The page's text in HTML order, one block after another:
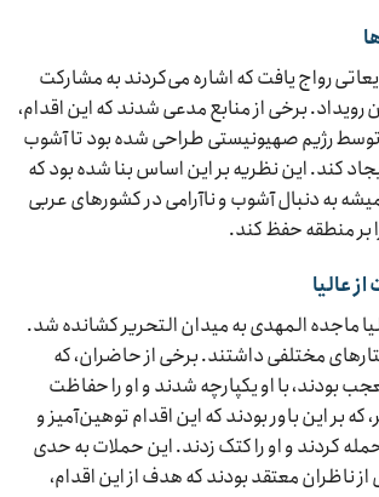
رواج یافت که اشاره می‌کردند به مشارکت
برخی از منابع مدعی شدند که این اقدام،
رژیم صهیونیستی طراحی شده بود تا آشوب
کند. این نظریه بر این اساس بنا شده بود که
به دنبال آشوب و ناآرامی در کشورهای عربی
بر منطقه حفظ کند.
عالیا
ماجده المهدی به میدان التحریر کشانده شد.
مختلفی داشتند. برخی از حاضران، که
بودند، با او یکپارچه شدند و او را حفاظت
که بر این باور بودند که این اقدام توهین‌آمیز و
کردند و او را کتک زدند. این حملات به حدی
ناظران معتقد بودند که هدف از این اقدام،